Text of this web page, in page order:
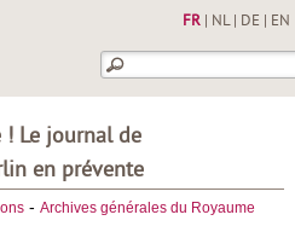
FR| NL| DE EN
Le journal de
en prévente
- Archives générales du Royaume